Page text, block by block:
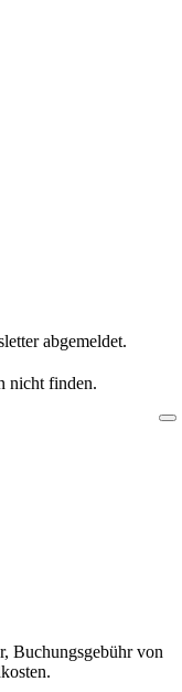
abgemeldet.
nicht finden.
Buchungsgebühr von